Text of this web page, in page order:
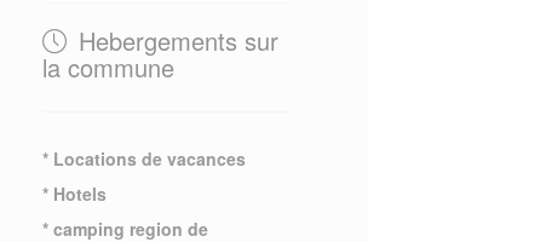
Hebergements sur
la commune
* Locations de vacances
* Hotels
* camping region de